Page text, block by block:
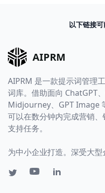
以下链接
AIPRM
AIPRM 是一款提示词管理
词库。借助面向 ChatGPT
Midjourney、GPT Image
可以在数分钟内完成营销
支持任务。
为中小企业打造。深受大型